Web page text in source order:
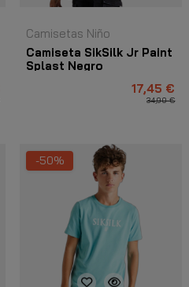
Camisetas Niño
Camiseta SikSilk Jr Paint
Splast Negro
17,45 €
34,90 €
-50%